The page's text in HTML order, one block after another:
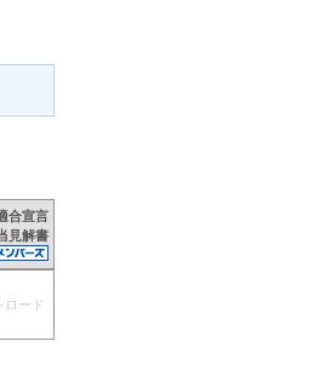
合宣言
見解書
ロード